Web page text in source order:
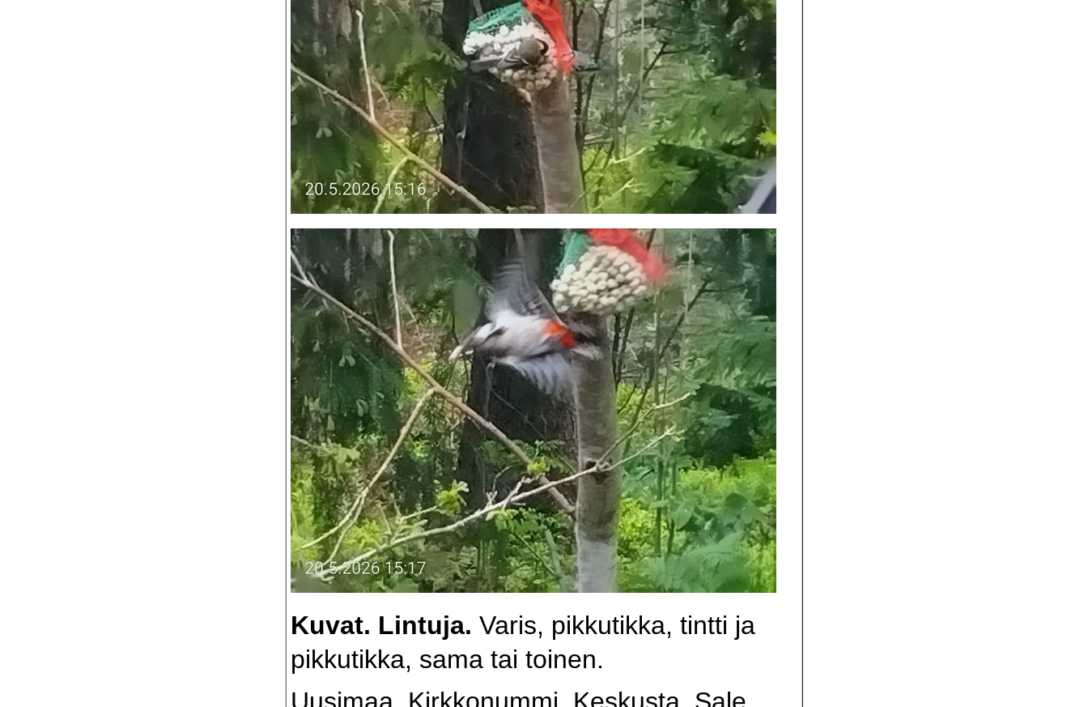
Kuvat. Lintuja. Varis, pikkutikka, tintti ja
pikkutikka, sama tai toinen.